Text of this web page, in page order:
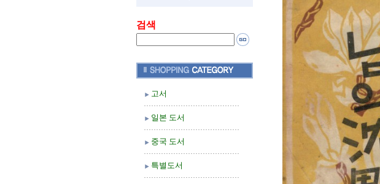
검색
고서
일본 도서
중국 도서
특별도서